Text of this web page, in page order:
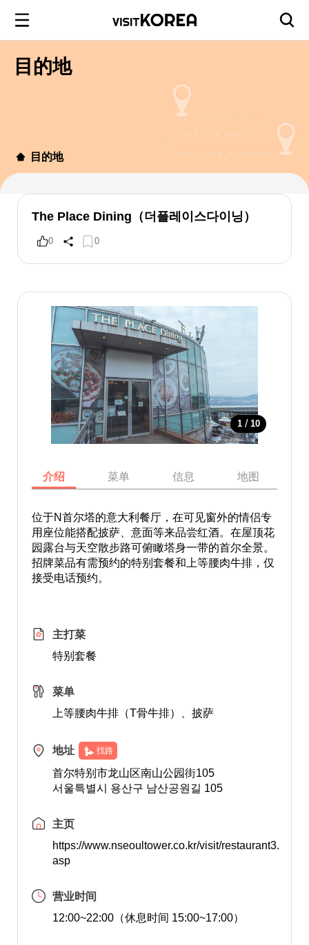
目的地
目的地
The Place Dining（더플레이스다이닝）
0 0
1 / 10
介绍 菜单 信息 地图
位于N首尔塔的意大利餐厅，在可见窗外的情侣专
用座位能搭配披萨、意面等来品尝红酒。在屋顶花
园露台与天空散步路可俯瞰塔身一带的首尔全景。
招牌菜品有需预约的特别套餐和上等腰肉牛排，仅
接受电话预约。
主打菜
特别套餐
菜单
上等腰肉牛排（T骨牛排）、披萨
地址 找路
首尔特别市龙山区南山公园街105
서울특별시 용산구 남산공원길 105
主页
https://www.nseoultower.co.kr/visit/restaurant3.
asp
营业时间
12:00~22:00（休息时间 15:00~17:00）